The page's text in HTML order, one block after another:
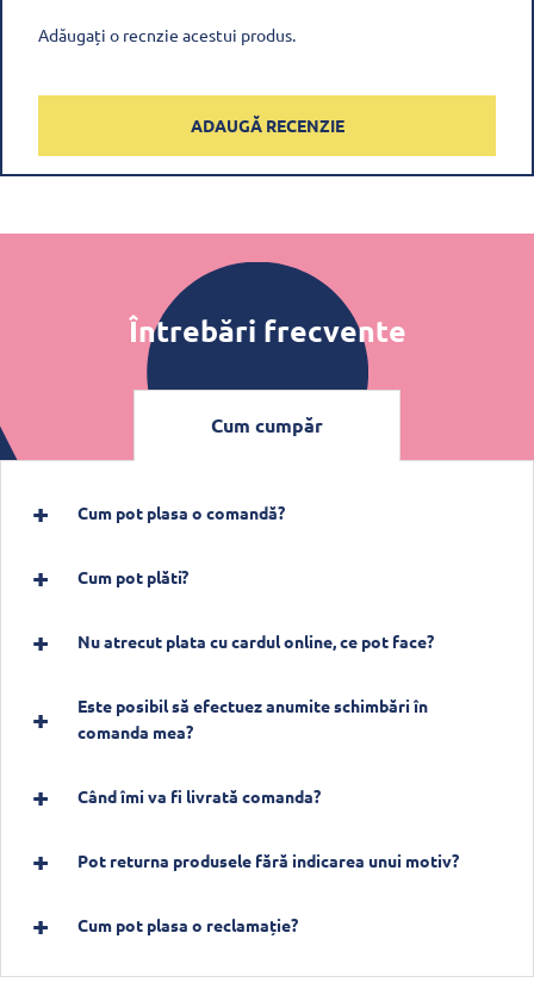
Adăugați o recnzie acestui produs.
ADAUGĂ RECENZIE
Întrebări frecvente
Cum cumpăr
Cum pot plasa o comandă?
Cum pot plăti?
Nu atrecut plata cu cardul online, ce pot face?
Este posibil să efectuez anumite schimbări în
comanda mea?
Când îmi va fi livrată comanda?
Pot returna produsele fără indicarea unui motiv?
Cum pot plasa o reclamație?